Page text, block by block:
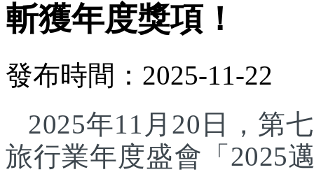
斬獲年度獎項！
發布時間：2025-11-22
2025年11月20日，第
旅行業年度盛會「2025